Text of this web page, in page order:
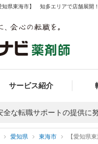
県東海市】 知多エリアで店舗展開
サービス紹介
全な転職サポートの提供に努
愛知県 東海市 【愛知県